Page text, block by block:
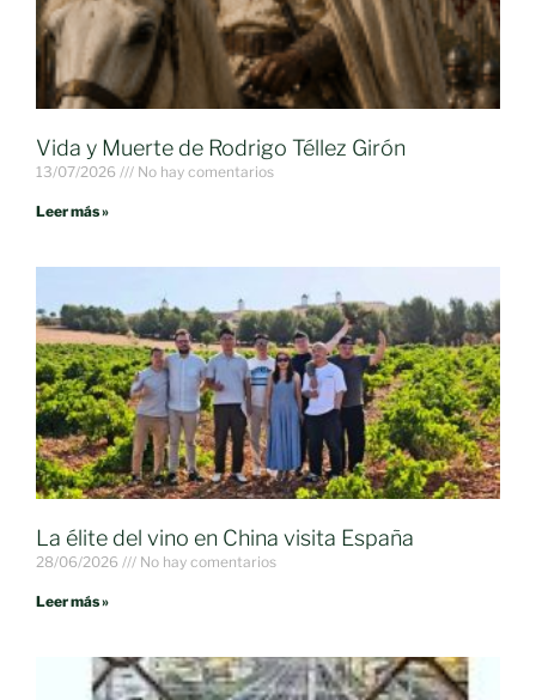
Vida y Muerte de Rodrigo Téllez Girón
13/07/2026 No hay comentarios
Leer más »
La élite del vino en China visita España
28/06/2026 No hay comentarios
Leer más »